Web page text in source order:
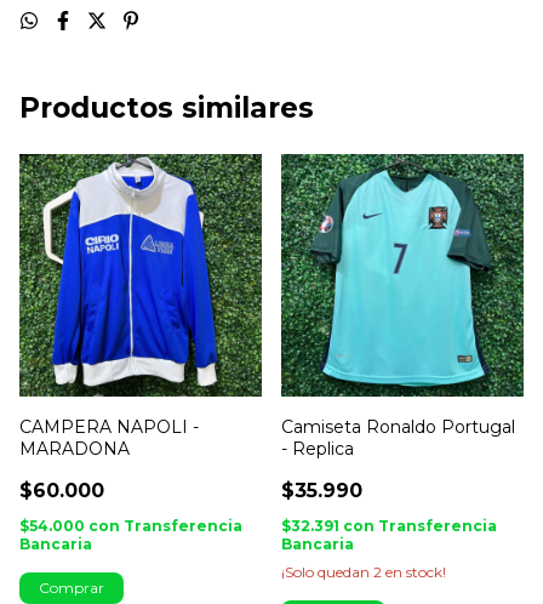
Productos similares
CAMPERA NAPOLI -
MARADONA
$60.000
$54.000 con Transferencia
Bancaria
Comprar
Camiseta Ronaldo Portugal
- Replica
$35.990
$32.391 con Transferencia
Bancaria
¡Solo quedan 2 en stock!